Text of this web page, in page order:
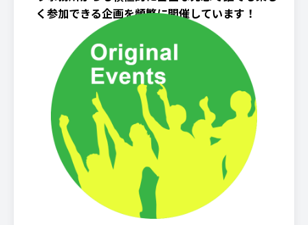
く参加できる企画を頻繁に開催しています！